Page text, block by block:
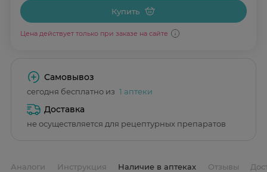
Купить
Цена действует только при заказе на сайте
Самовывоз
сегодня бесплатно из 1 аптеки
Доставка
не осуществляется для рецептурных препаратов
Аналоги Инструкция Наличие в аптеках Отзывы